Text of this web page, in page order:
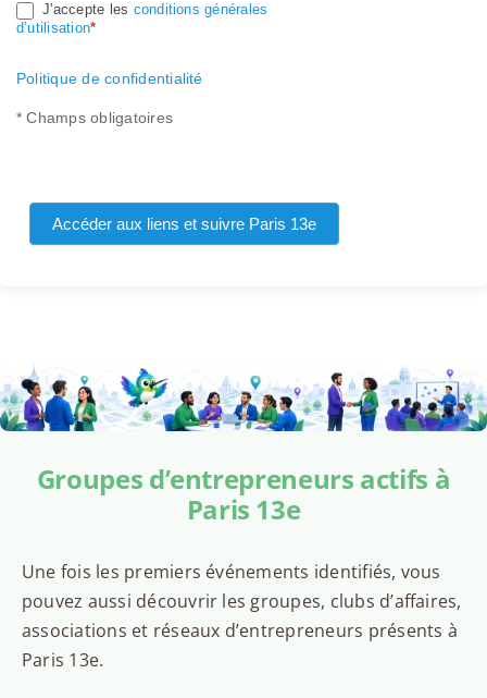
J'accepte les conditions générales
d’utilisation*
Politique de confidentialité
* Champs obligatoires
Accéder aux liens et suivre Paris 13e
Groupes d’entrepreneurs actifs à
Paris 13e
Une fois les premiers événements identifiés, vous
pouvez aussi découvrir les groupes, clubs d’affaires,
associations et réseaux d’entrepreneurs présents à
Paris 13e.